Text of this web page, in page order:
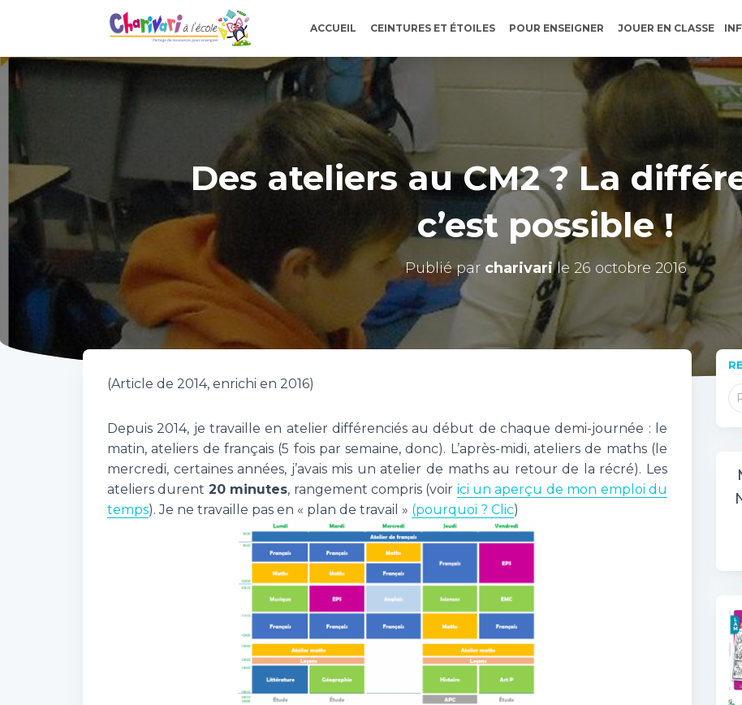
ACCUEIL CEINTURES ET ÉTOILES POUR ENSEIGNER JOUER EN CLASSE
Des ateliers au CM2 ? La
c’est possible !
Publié par charivarile 26 octobre 2016
(Article de 2014, enrichi en 2016)
Depuis 2014, je travaille en atelier différenciés au début de chaque demi-journée : le
matin, ateliers de français (5 fois par semaine, donc). L’après-midi, ateliers de maths (le
mercredi, certaines années, j’avais mis un atelier de maths au retour de la récré). Les
ateliers durent 20 minutes, rangement compris (voir ici un aperçu de mon emploi du
temps). Je ne travaille pas en « plan de travail » (pourquoi ? Clic)
R